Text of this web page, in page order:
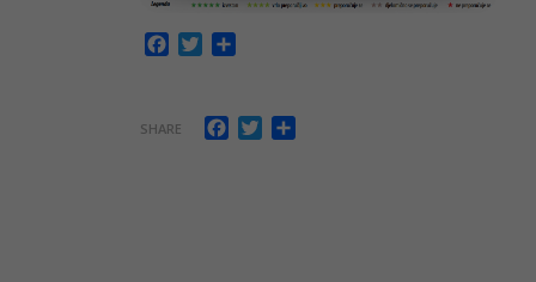
Facebook
Twitter
SHARE Facebook
Twitter